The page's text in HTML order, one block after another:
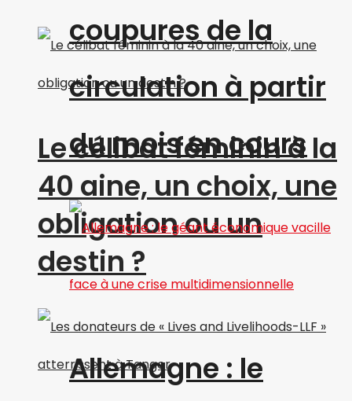
Le célibat féminin à la
40 aine, un choix, une
obligation ou un
destin ?
coupures de la
circulation à partir
du mois en cours
Allemagne : le